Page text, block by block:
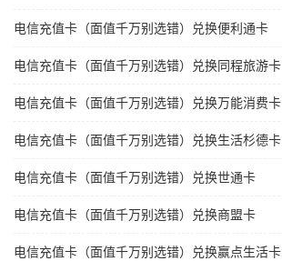
电信充值卡（面值千万别选错）兑换便利通卡
电信充值卡（面值千万别选错）兑换同程旅游卡
电信充值卡（面值千万别选错）兑换万能消费卡
电信充值卡（面值千万别选错）兑换生活杉德卡
电信充值卡（面值千万别选错）兑换世通卡
电信充值卡（面值千万别选错）兑换商盟卡
电信充值卡（面值千万别选错）兑换赢点生活卡